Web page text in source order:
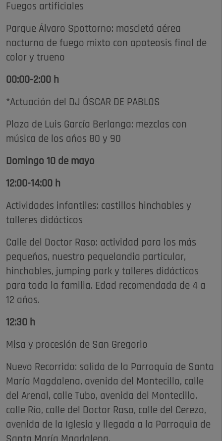
Fuegos artificiales
Parque Álvaro Spottorno: mascletá aérea
nocturna de fuego mixto con apoteosis final de
color y trueno
00:00-2:00 h
*Actuación del DJ ÓSCAR DE PABLOS
Plaza de Luis García Berlanga: mezclas con
música de los años 80 y 90
Domingo 10 de mayo
12:00-14:00 h
Actividades infantiles: castillos hinchables y
talleres didácticos
Calle del Doctor Raso: actividad para los más
pequeños, nuestro pequelandia particular,
hinchables, jumping park y talleres didácticos
para toda la familia. Edad recomendada de 4 a
12 años.
12:30 h
Misa y procesión de San Gregorio
Nuevo Recorrido: salida de la Parroquia de Santa
María Magdalena, avenida del Montecillo, calle
del Arenal, calle Tubo, avenida del Montecillo,
calle Río, calle del Doctor Raso, calle del Cerezo,
avenida de la Iglesia y llegada a la Parroquia de